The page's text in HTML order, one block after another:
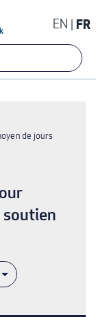
EN FR
de jours
soutien